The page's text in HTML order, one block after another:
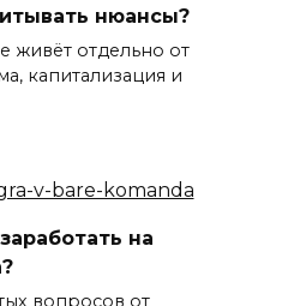
нюансы?
живёт отдельно от
капитализация и
на
вопросов от